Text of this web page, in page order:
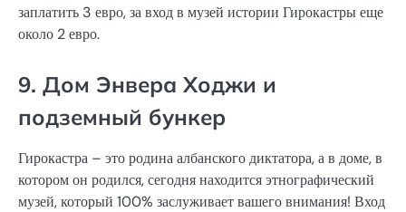
заплатить 3 евро, за вход в музей истории Гирокастры еще
около 2 евро.
9. Дом Энвера Ходжи и
подземный бункер
Гирокастра – это родина албанского диктатора, а в доме, в
котором он родился, сегодня находится этнографический
музей, который 100% заслуживает вашего внимания! Вход